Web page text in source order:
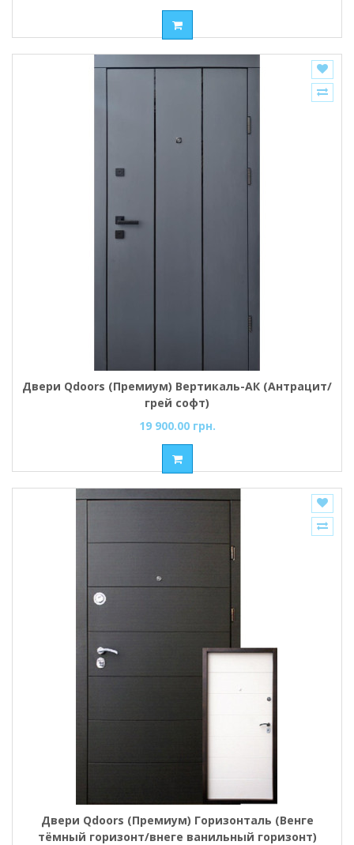
Двери Qdoors (Премиум) Вертикаль-АК (Антрацит/
грей софт)
19 900.00 грн.
Двери Qdoors (Премиум) Горизонталь (Венге
тёмный горизонт/внеге ванильный горизонт)